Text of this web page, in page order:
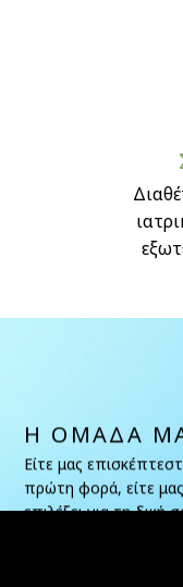
Η ΟΜΑΔΑ
Είτε μας
πρώτη φορά, είτε
επιλέξει για τη δική